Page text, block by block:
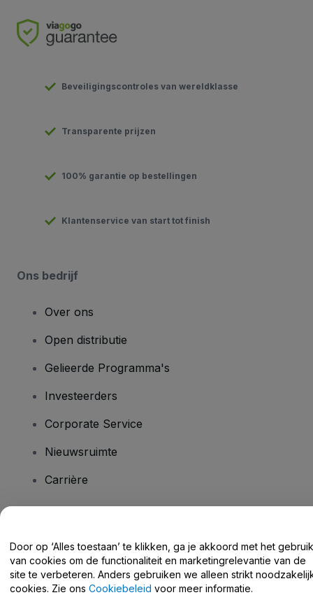
Beveiligingscontroles van wereldklasse
Transparente prijzen
100% garantie op bestellingen
Klantenservice van start tot finish
Ons bedrijf
Over ons
Open distributie
Gelieerde Programma's
Investeerders
Corporate Service
Nieuwsruimte
Carrière
Helpcentrum / Neem Contact Met Ons Op
Door op ‘Alles toestaan’ te klikken, ga je akkoord met het gebruik
van cookies om de functionaliteit en marketingrelevantie van de
site te verbeteren. Anders gebruiken we alleen strikt
cookies. Zie ons Cookiebeleid voor meer informatie.